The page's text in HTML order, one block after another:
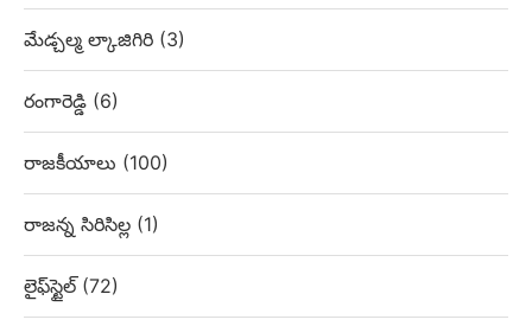
మేడ్చల్మ ల్కాజిగిరి (3)
రంగారెడ్డి (6)
రాజకీయాలు (100)
రాజన్న సిరిసిల్ల (1)
లైఫ్‌స్టైల్ (72)